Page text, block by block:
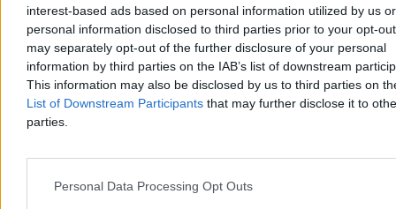
interest-based ads based on personal information utilized by us or
personal information disclosed to third parties prior to your opt-
may separately opt-out of the further disclosure of your personal
information by third parties on the IAB’s list of downstream
This information may also be disclosed by us to third parties on
List of Downstream Participants that may further disclose it to
parties.
Personal Data Processing Opt Outs
– Bardzo się cieszę, że w rok od zaprzysiężenia jesteście ze swoim
prezydentem w naszym wspólnym domu. Wy zdecydowaliście o
tym, że mam być waszym głosem w Pałacu Prezydenckim –
powiedział Karol Nawrocki podczas obchodów rocznicy jego
zaprzysiężenia na stanowisko prezydenta RP. W trackie wystąpienia
zapowiedział, że w ciągu kilku miesięcy będzie przedstawiona
prezydencka strategia rozwoju.
Paweł Żurek